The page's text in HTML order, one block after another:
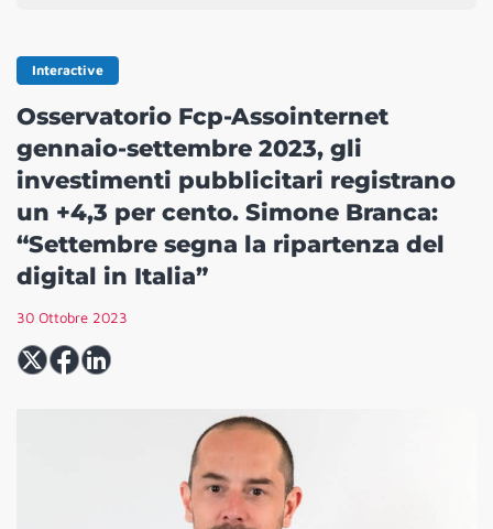
Interactive
Osservatorio Fcp-Assointernet
gennaio-settembre 2023, gli
investimenti pubblicitari registrano
un +4,3 per cento. Simone Branca:
“Settembre segna la ripartenza del
digital in Italia”
30 Ottobre 2023